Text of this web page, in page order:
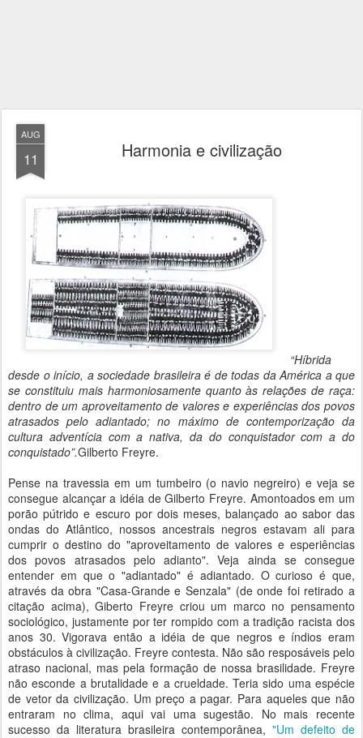
AUG
11 Harmonia e civilização
“Híbrida
desde o início, a sociedade brasileira é de todas da América a que
se constituiu mais harmoniosamente quanto às relações de raça:
dentro de um aproveitamento de valores e experiências dos povos
atrasados pelo adiantado; no máximo de contemporização da
cultura adventícia com a nativa, da do conquistador com a do
conquistado”.Gilberto Freyre.
Pense na travessia em um tumbeiro (o navio negreiro) e veja se
consegue alcançar a idéia de Gilberto Freyre. Amontoados em um
porão pútrido e escuro por dois meses, balançado ao sabor das
ondas do Atlântico, nossos ancestrais negros estavam ali para
cumprir o destino do "aproveitamento de valores e esperiências
dos povos atrasados pelo adianto". Veja ainda se consegue
entender em que o "adiantado" é adiantado. O curioso é que,
através da obra "Casa-Grande e Senzala" (de onde foi retirado a
citação acima), Giberto Freyre criou um marco no pensamento
sociológico, justamente por ter rompido com a tradição racista dos
anos 30. Vigorava então a idéia de que negros e índios eram
obstáculos à civilização. Freyre contesta. Não são resposáveis pelo
atraso nacional, mas pela formação de nossa brasilidade. Freyre
não esconde a brutalidade e a crueldade. Teria sido uma espécie
de vetor da civilização. Um preço a pagar. Para aqueles que não
entraram no clima, aqui vai uma sugestão. No mais recente
sucesso da literatura brasileira contemporânea, "Um defeito de